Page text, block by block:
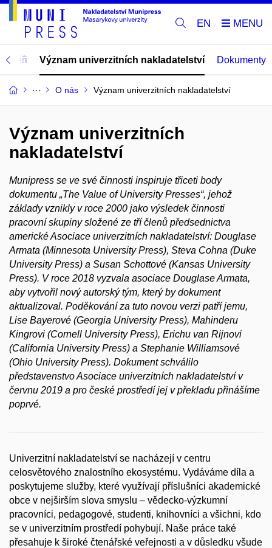
EN
Význam univerzitních nakladatelství Dokumenty
O nás Význam univerzitních nakladatelství
Význam univerzitních
nakladatelství
Munipress se ve své činnosti inspiruje třiceti body
dokumentu „The Value of University Presses“, jehož
základy vznikly v roce 2000 jako výsledek činnosti
pracovní skupiny složené ze tří členů předsednictva
americké Asociace univerzitních nakladatelství: Douglase
Armata (Minnesota University Press), Steva Cohna (Duke
University Press) a Susan Schottové (Kansas University
Press). V roce 2018 vyzvala asociace Douglase Armata,
aby vytvořil nový autorský tým, který by dokument
aktualizoval. Poděkování za tuto novou verzi patří jemu,
Lise Bayerové (Georgia University Press), Mahinderu
Kingrovi (Cornell University Press), Erichu van Rijnovi
(California University Press) a Stephanie Williamsové
(Ohio University Press). Dokument schválilo
představenstvo Asociace univerzitních nakladatelství v
červnu 2019 a pro české prostředí jej v překladu přinášíme
poprvé.
Univerzitní nakladatelství se nacházejí v centru
celosvětového znalostního ekosystému. Vydáváme díla a
poskytujeme služby, které využívají příslušníci akademické
obce v nejširším slova smyslu – vědecko‑výzkumní
pracovníci, pedagogové, studenti, knihovníci a všichni, kdo
se v univerzitním prostředí pohybují. Naše práce také
přesahuje k široké čtenářské veřejnosti a v důsledku všude